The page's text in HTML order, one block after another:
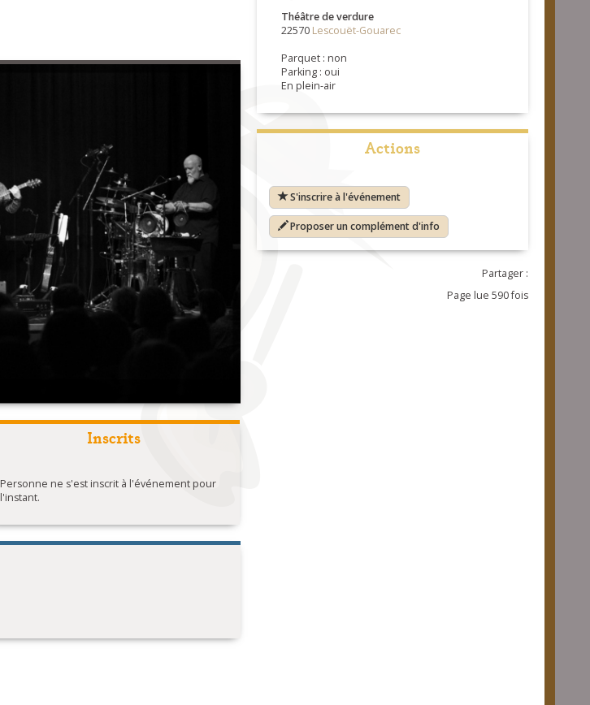
Inscrits
Personne ne s'est inscrit à l'événement pour
l'instant.
Théâtre de verdure
22570 Lescouët-Gouarec
Parquet : non
Parking : oui
En plein-air
Actions
S'inscrire à l'événement
Proposer un complément d'info
Partager :
Page lue 590 fois